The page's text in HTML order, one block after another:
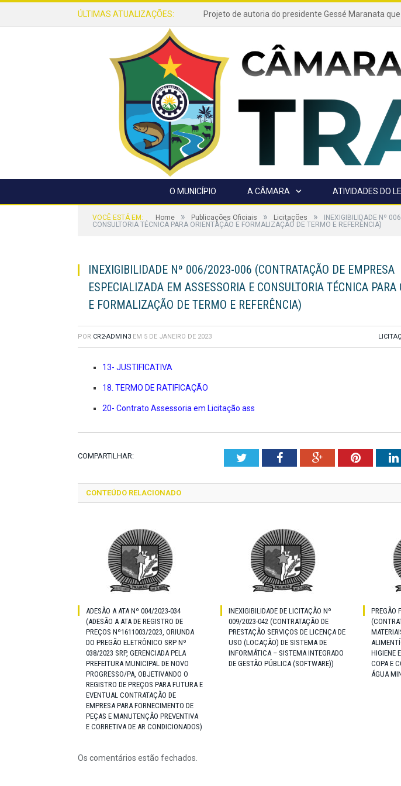
ÚLTIMAS ATUALIZAÇÕES:
O MUNICÍPIO A CÂMARA ATIVIDADES DO
VOCÊ ESTÁ EM: Home » Publicações Oficiais » Licitações »
INEXIGIBILIDADE Nº
CONSULTORIA TÉCNICA PARA ORIENTAÇÃO E FORMALIZAÇÃO DE TERMO E REFERÊNCIA)
INEXIGIBILIDADE Nº 006/2023-006 (CONTRATAÇÃO DE EMPRESA
ESPECIALIZADA EM ASSESSORIA E CONSULTORIA TÉCNICA PARA
E FORMALIZAÇÃO DE TERMO E REFERÊNCIA)
POR CR2-ADMIN3 EM 5 DE JANEIRO DE 2023
13- JUSTIFICATIVA
18. TERMO DE RATIFICAÇÃO
20- Contrato Assessoria em Licitação ass
COMPARTILHAR: TwitterFacebookGoogle+Pinterest
CONTEÚDO RELACIONADO
ADESÃO A ATA Nº 004/2023-034
(ADESÃO A ATA DE REGISTRO DE
PREÇOS Nº1611003/2023, ORIUNDA
DO PREGÃO ELETRÔNICO SRP Nº
038/2023 SRP, GERENCIADA PELA
PREFEITURA MUNICIPAL DE NOVO
PROGRESSO/PA, OBJETIVANDO O
REGISTRO DE PREÇOS PARA FUTURA E
EVENTUAL CONTRATAÇÃO DE
EMPRESA PARA FORNECIMENTO DE
PEÇAS E MANUTENÇÃO PREVENTIVA
E CORRETIVA DE AR CONDICIONADOS)
INEXIGIBILIDADE DE LICITAÇÃO Nº
009/2023-042 (CONTRATAÇÃO DE
PRESTAÇÃO SERVIÇOS DE LICENÇA DE
USO (LOCAÇÃO) DE SISTEMA DE
INFORMÁTICA – SISTEMA INTEGRADO
DE GESTÃO PÚBLICA (SOFTWARE))
PREGÃO
HIGIENE
COPA E
ÁGUA
Os comentários estão fechados.